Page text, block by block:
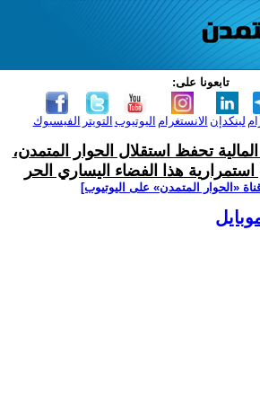
تابعونا على:
الفيسبوك التويتر اليوتيوب الانستغرام لينكدإن
تحفظ استقلال الحوار المتمدن،
هذا الفضاء اليساري الحر
‫«الحوار المتمدن» على اليوتيوب]